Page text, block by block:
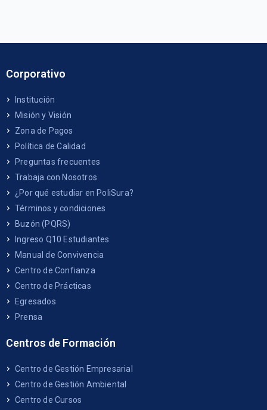
Corporativo
Institución
Misión y Visión
Zona de Pagos
Política de Calidad
Preguntas frecuentes
Trabaja con Nosotros
¿Por qué estudiar en PoliSura?
Términos y condiciones
Buzón (PQRS)
Ingreso Q10 Estudiantes
Manual de Convivencia
Centro de Confianza
Centro de Prácticas
Egresados
Prensa
Centros de Formación
Centro de Gestión Empresarial
Centro de Gestión Ambiental
Centro de Cursos